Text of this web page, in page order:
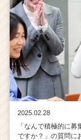
2025.02.28
「なんで積極的に募
ですか？」の質問に